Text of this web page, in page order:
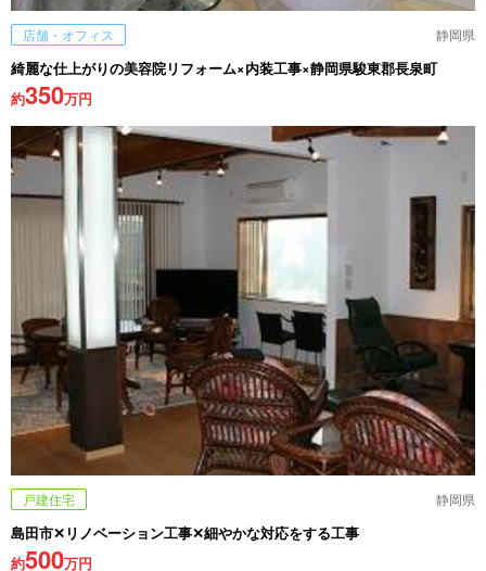
店舗・オフィス 静岡県
綺麗な仕上がりの美容院リフォーム×内装工事×静岡県駿東郡長泉町
約350万円
戸建住宅 静岡県
島田市✕リノベーション工事✕細やかな対応をする工事
約500万円